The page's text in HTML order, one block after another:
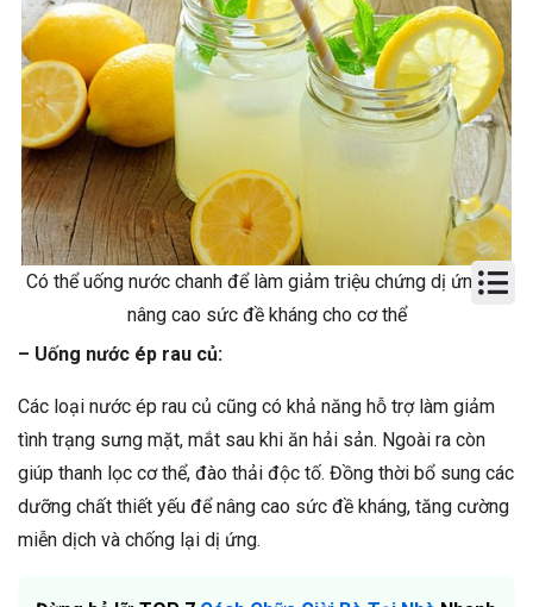
Có thể uống nước chanh để làm giảm triệu chứng dị ứng và
nâng cao sức đề kháng cho cơ thể
– Uống nước ép rau củ:
Các loại nước ép rau củ cũng có khả năng hỗ trợ làm giảm
tình trạng sưng mặt, mắt sau khi ăn hải sản. Ngoài ra còn
giúp thanh lọc cơ thể, đào thải độc tố. Đồng thời bổ sung các
dưỡng chất thiết yếu để nâng cao sức đề kháng, tăng cường
miễn dịch và chống lại dị ứng.